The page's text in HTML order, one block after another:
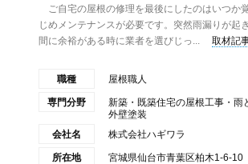
ご自宅の屋根の修理を最後にしたのはいつ
じめメンテナンスが必要です。突然雨漏りが起
間に余裕がある時に業者を選びじっ...
取材記
職種 屋根職人
専門分野
新築・既築住宅の屋根工事・雨
外壁塗装
会社名
株式会社ハギワラ
所在地 宮城県仙台市青葉区柏木1-6-